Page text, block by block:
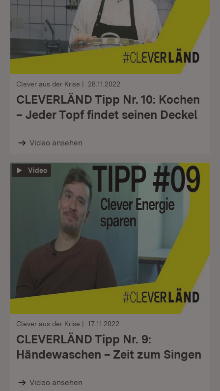
Clever aus der Krise 28.11.2022
CLEVERLÄND Tipp Nr. 10: Kochen
– Jeder Topf findet seinen Deckel
Video ansehen
Video
Clever aus der Krise 17.11.2022
CLEVERLÄND Tipp Nr. 9:
Händewaschen – Zeit zum Singen
Video ansehen